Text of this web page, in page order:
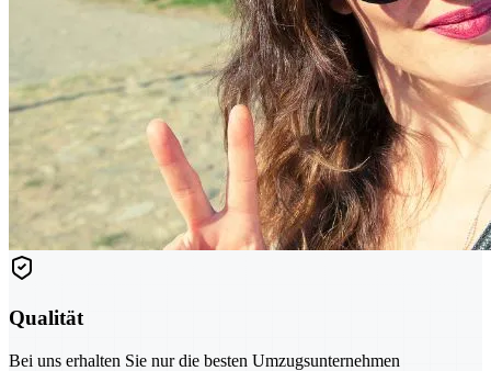
Qualität
Bei uns erhalten Sie nur die besten Umzugsunternehmen